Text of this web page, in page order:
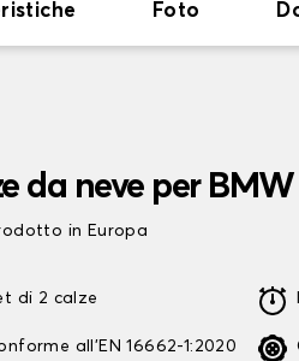
Foto
da neve per
in Europa
di 2 calze
all'EN 16662-1:2020